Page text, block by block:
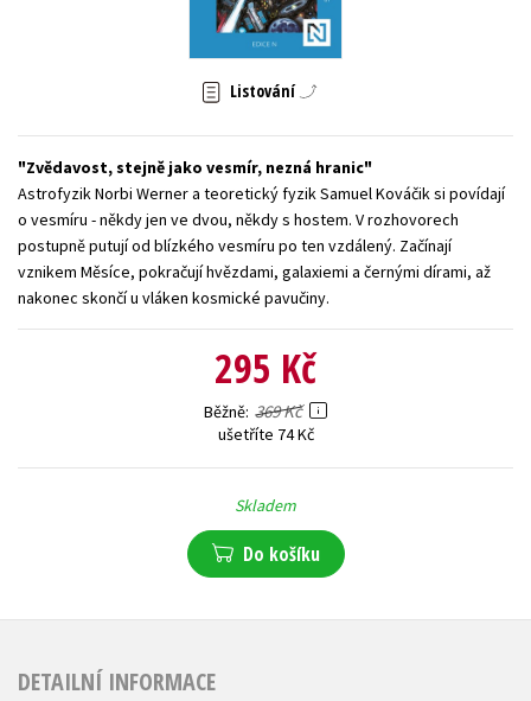
Zahraniční literatura
Všechny tituly
Listování
Zvědavost, stejně jako vesmír, nezná hranic
Astrofyzik Norbi Werner a teoretický fyzik Samuel Kováčik si povídají
o vesmíru - někdy jen ve dvou, někdy s hostem. V rozhovorech
postupně putují od blízkého vesmíru po ten vzdálený. Začínají
vznikem Měsíce, pokračují hvězdami, galaxiemi a černými dírami, až
nakonec skončí u vláken kosmické pavučiny.
295 Kč
Běžně 369 Kč
ušetříte 74 Kč
Skladem
Do košíku
DETAILNÍ INFORMACE